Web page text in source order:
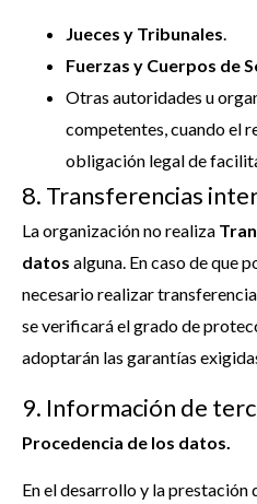
Jueces y Tribunales
Fuerzas y Cuerpos de
Otras autoridades u
competentes, cuando el
obligación legal de
8. Transferencias
La organización no realiza
datos alguna. En caso de que
necesario realizar
se verificará el grado de
adoptarán las garantías
9. Información de
Procedencia de los datos.
En el desarrollo y la prestación